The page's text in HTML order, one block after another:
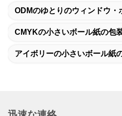
ODMのゆとりのウィンドウ・
CMYKの小さいボール紙の包
アイボリーの小さいボール紙